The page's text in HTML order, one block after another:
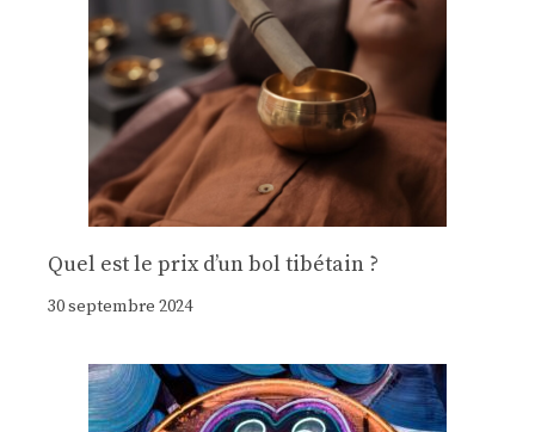
Quel est le prix d’un bol tibétain ?
30 septembre 2024